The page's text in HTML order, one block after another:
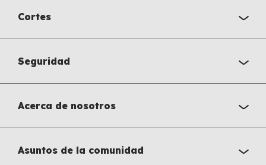
Cortes
Seguridad
Acerca de nosotros
Asuntos de la comunidad